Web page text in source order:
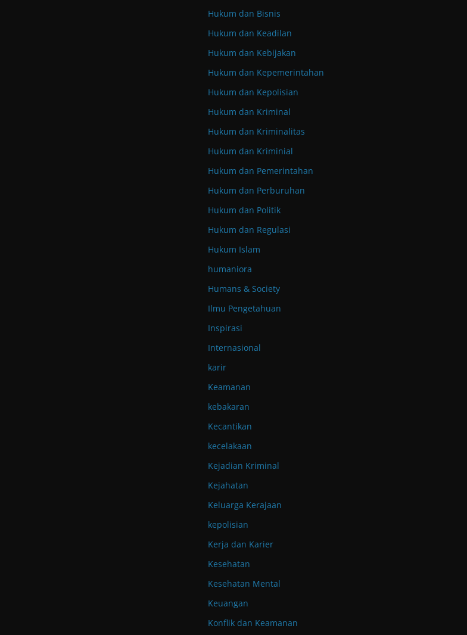
Hukum dan Bisnis
Hukum dan Keadilan
Hukum dan Kebijakan
Hukum dan Kepemerintahan
Hukum dan Kepolisian
Hukum dan Kriminal
Hukum dan Kriminalitas
Hukum dan Kriminial
Hukum dan Pemerintahan
Hukum dan Perburuhan
Hukum dan Politik
Hukum dan Regulasi
Hukum Islam
humaniora
Humans & Society
Ilmu Pengetahuan
Inspirasi
Internasional
karir
Keamanan
kebakaran
Kecantikan
kecelakaan
Kejadian Kriminal
Kejahatan
Keluarga Kerajaan
kepolisian
Kerja dan Karier
Kesehatan
Kesehatan Mental
Keuangan
Konflik dan Keamanan